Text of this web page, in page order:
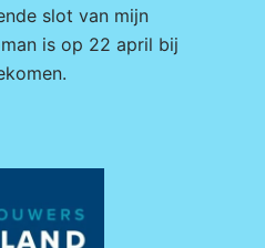
slot van mijn
is op 22 april bij